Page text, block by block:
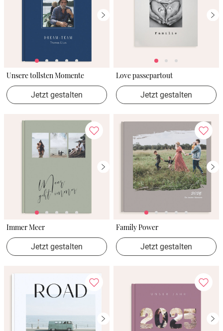
Unsere tollsten Momente
Jetzt gestalten
Love passepartout
Jetzt gestalten
Immer Meer
Jetzt gestalten
Family Power
Jetzt gestalten